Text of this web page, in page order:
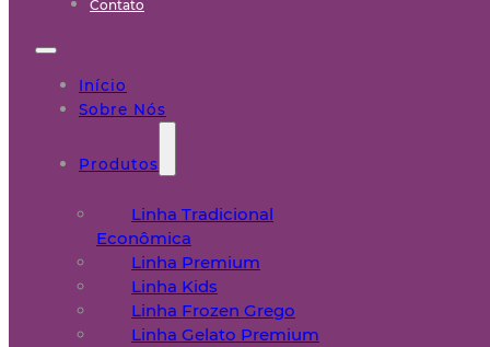
Contato
Início
Sobre Nós
Produtos
Linha Tradicional
Econômica
Linha Premium
Linha Kids
Linha Frozen Grego
Linha Gelato Premium